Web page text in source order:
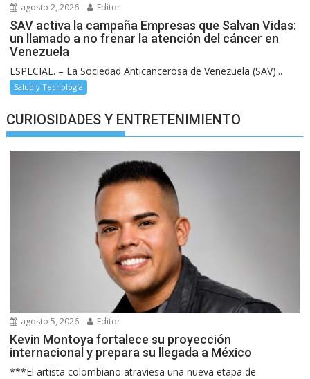
agosto 2, 2026 Editor
SAV activa la campaña Empresas que Salvan Vidas:
un llamado a no frenar la atención del cáncer en
Venezuela
ESPECIAL. – La Sociedad Anticancerosa de Venezuela (SAV)...
Salud y Tecnología
CURIOSIDADES Y ENTRETENIMIENTO
agosto 5, 2026 Editor
Kevin Montoya fortalece su proyección
internacional y prepara su llegada a México
***El artista colombiano atraviesa una nueva etapa de